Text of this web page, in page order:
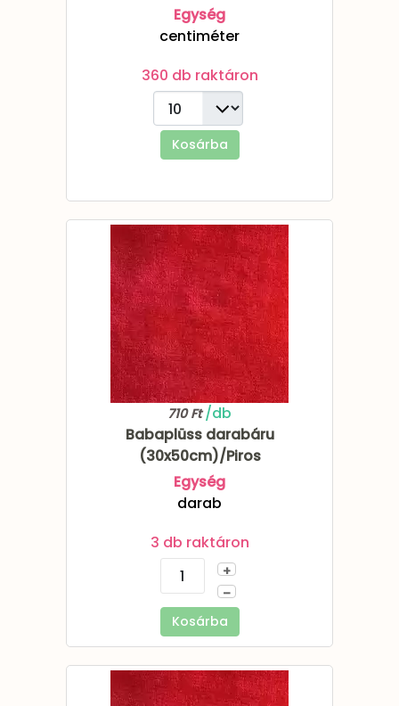
Egység
centiméter
360 db raktáron
Kosárba
710 Ft/db
Babaplüss darabáru
(30x50cm)/Piros
Egység
darab
3 db raktáron
+
–
Kosárba